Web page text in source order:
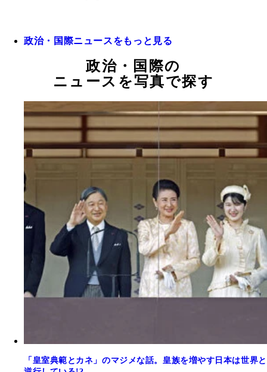
政治・国際ニュースをもっと見る
政治・国際の
ニュースを写真で探す
「皇室典範とカネ」のマジメな話。皇族を増やす日本は世界と